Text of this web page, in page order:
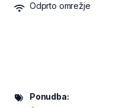
Odprto omrežje
Ponudba: